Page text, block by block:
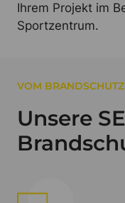
Ihrem Projekt im
Sportzentrum.
VOM
Unsere